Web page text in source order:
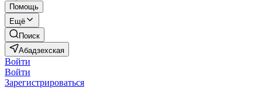
Помощь
Ещё
Поиск
Абадзехская
Войти
Войти
Зарегистрироваться